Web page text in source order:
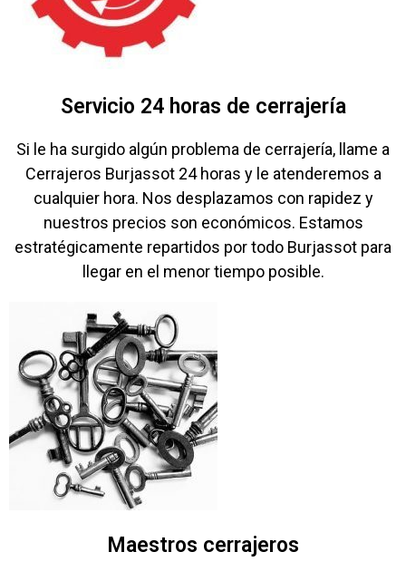
Servicio 24 horas de cerrajería
Si le ha surgido algún problema de cerrajería, llame a
Cerrajeros Burjassot 24 horas y le atenderemos a
cualquier hora. Nos desplazamos con rapidez y
nuestros precios son económicos. Estamos
estratégicamente repartidos por todo Burjassot para
llegar en el menor tiempo posible.
Maestros cerrajeros